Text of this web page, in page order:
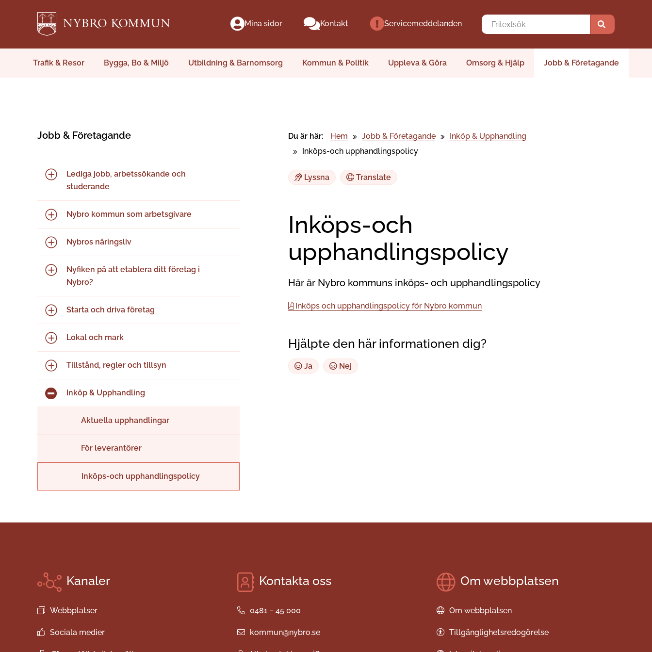
Mina sidor Kontakt Servicemeddelanden
Trafik & Resor Bygga, Bo & Miljö Utbildning & Barnomsorg Kommun & Politik Uppleva & Göra Omsorg & Hjälp Jobb & Företagande
Jobb & Företagande
Lediga jobb, arbetssökande och
studerande
Nybro kommun som arbetsgivare
Nybros näringsliv
Nyfiken på att etablera ditt företag i
Nybro?
Starta och driva företag
Lokal och mark
Tillstånd, regler och tillsyn
Inköp & Upphandling
Aktuella upphandlingar
För leverantörer
Inköps-och upphandlingspolicy
Du är här: Hem Jobb & Företagande
Inköp & Upphandling
Inköps-och upphandlingspolicy
Lyssna Translate
Inköps-och
upphandlingspolicy
Här är Nybro kommuns inköps‑ och upphandlingspolicy
Inköps och upphandlingspolicy för Nybro kommun
Hjälpte den här informationen dig?
Ja Nej
Kanaler
Webbplatser
Sociala medier
Kontakta oss
0481 – 45 000
kommun@nybro.se
Om webbplatsen
Om webbplatsen
Tillgänglighetsredogörelse